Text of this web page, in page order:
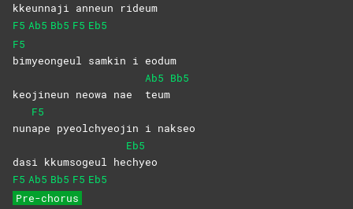
kkeunnaji anneun rideum
F5 Ab5 Bb5 F5 Eb5
F5
bimyeongeul samkin i eodum
keojineun neowa nae
Ab5
teum
Bb5
nun
F5
ape pyeolchyeojin i nakseo
dasi kkumsogeul he
Eb5
chyeo
F5 Ab5 Bb5 F5 Eb5
Pre-chorus